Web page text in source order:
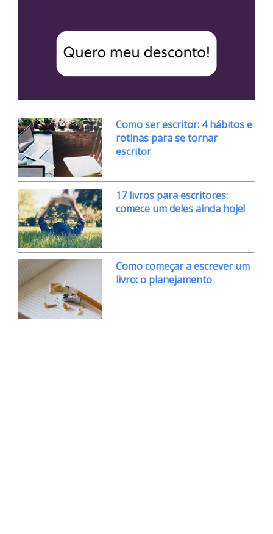
Como ser escritor: 4 hábitos e
rotinas para se tornar
escritor
17 livros para escritores:
comece um deles ainda hoje!
Como começar a escrever um
livro: o planejamento